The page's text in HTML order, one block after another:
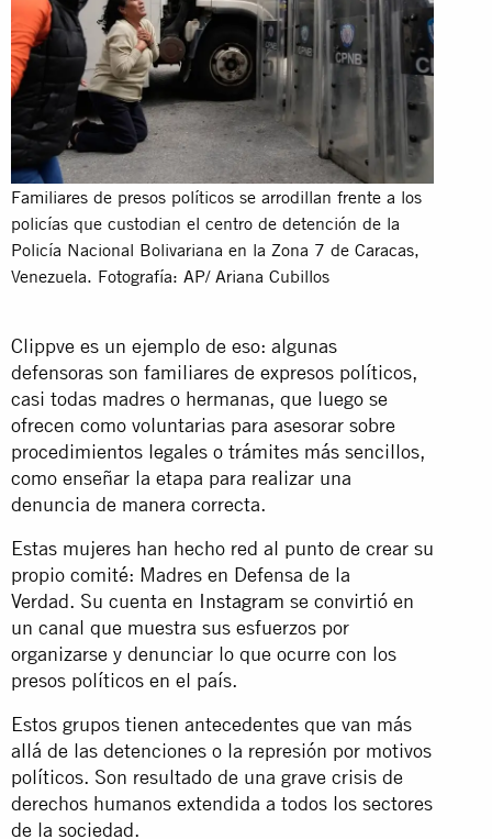
Familiares de presos políticos se arrodillan frente a los
policías que custodian el centro de detención de la
Policía Nacional Bolivariana en la Zona 7 de Caracas,
Venezuela. Fotografía: AP/ Ariana Cubillos
Clippve es un ejemplo de eso: algunas
defensoras son familiares de expresos políticos,
casi todas madres o hermanas, que luego se
ofrecen como voluntarias para asesorar sobre
procedimientos legales o trámites más sencillos,
como enseñar la etapa para realizar una
denuncia de manera correcta.
Estas mujeres han hecho red al punto de crear su
propio comité: Madres en Defensa de la
Verdad. Su cuenta en Instagram se convirtió en
un canal que muestra sus esfuerzos por
organizarse y denunciar lo que ocurre con los
presos políticos en el país.
Estos grupos tienen antecedentes que van más
allá de las detenciones o la represión por motivos
políticos. Son resultado de una grave crisis de
derechos humanos extendida a todos los sectores
de la sociedad.